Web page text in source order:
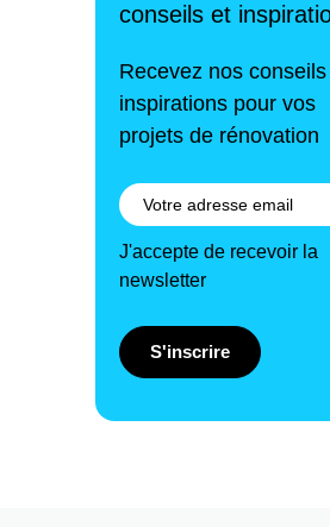
conseils et
Recevez nos
inspirations pour vos
projets de rénovation
J'accepte de recevoir la
newsletter
S'inscrire